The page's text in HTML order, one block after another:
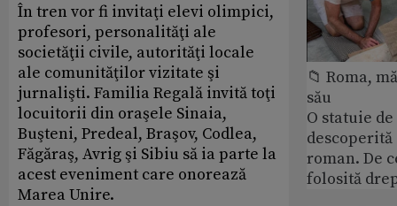
În tren vor fi invitaţi elevi olimpici,
profesori, personalităţi ale
societăţii civile, autorităţi locale
ale comunităţilor vizitate şi
jurnalişti. Familia Regală invită toţi
locuitorii din oraşele Sinaia,
Buşteni, Predeal, Braşov, Codlea,
Făgăraş, Avrig şi Sibiu să ia parte la
acest eveniment care onorează
Marea Unire.
📁 Roma,
său
O statuie
roman. De
folosită